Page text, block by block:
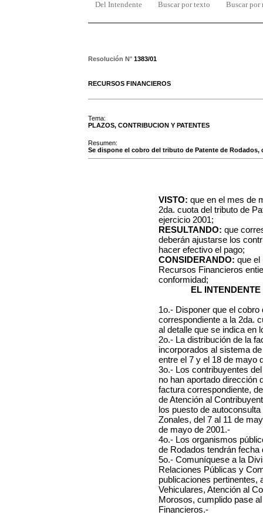
Del Intendente Buscar por texto Buscar por
Resolución N° 1383/01
RECURSOS FINANCIEROS
Tema:
PLAZOS, CONTRIBUCION Y PATENTES
Resumen:
Se dispone el cobro del tributo de Patente de Rodados,
VISTO: que en el mes de
2da. cuota del tributo de
ejercicio 2001;
RESULTANDO: que
deberán ajustarse los
hacer efectivo el pago;
CONSIDERANDO: que el
Recursos Financieros
conformidad;
EL
1o.- Disponer que el
correspondiente a la 2da.
al detalle que se indica en
2o.- La distribución de la
incorporados al sistema
entre el 7 y el 18 de mayo
3o.- Los contribuyentes
no han aportado dirección
factura correspondiente,
de Atención al
los puesto de
Zonales, del 7 al 11 de
de mayo de 2001.-
4o.- Los organismos
de Rodados tendrán fecha
5o.- Comuníquese a la
Relaciones Públicas y
publicaciones pertinentes,
Vehiculares, Atención al
Morosos, cumplido pase
Financieros.-